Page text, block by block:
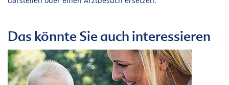
Das könnte Sie auch interessieren